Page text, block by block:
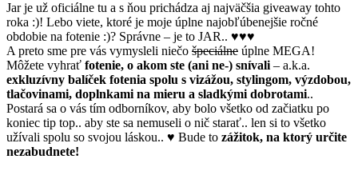
Jar je už oficiálne tu a s ňou prichádza aj najväčšia giveaway tohto
roka :)! Lebo viete, ktoré je moje úplne najobľúbenejšie ročné
obdobie na fotenie :)? Správne – je to JAR.. ♥♥♥
A preto sme pre vás vymysleli niečo špeciálne úplne MEGA!
Môžete vyhrať fotenie, o akom ste (ani ne-) snívali – a.k.a.
exkluzívny balíček fotenia spolu s vizážou, stylingom, výzdobou,
tlačovinami, doplnkami na mieru a sladkými dobrotami..
Postará sa o vás tím odborníkov, aby bolo všetko od začiatku po
koniec tip top.. aby ste sa nemuseli o nič starať.. len si to všetko
užívali spolu so svojou láskou.. ♥ Bude to zážitok, na ktorý určite
nezabudnete!